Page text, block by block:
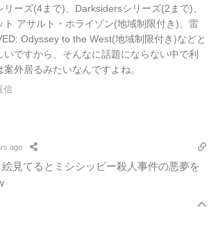
リーズ(4まで)、Darksidersシリーズ(2まで)、
ト アサルト・ホライゾン(地域制限付き)、雷
Odyssey to the West(地域制限付き)などと
いですから、そんなに話題にならない中で利
外居るみたいなんですよね。
信
ago
見てるとミシシッピー殺人事件の悪夢を